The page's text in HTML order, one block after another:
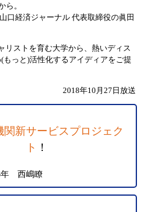
ら。
口経済ジャーナル 代表取締役の眞田
リストを育む大学から、熱いディス
っと)活性化するアイディアをご提
2018年10月27日放送
関新サービスプロジェク
ト ！
年 西嶋瞭